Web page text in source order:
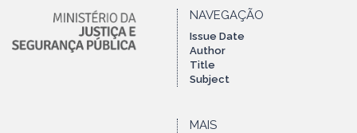
NAVEGAÇÃO
Issue Date
Author
Title
Subject
MAIS